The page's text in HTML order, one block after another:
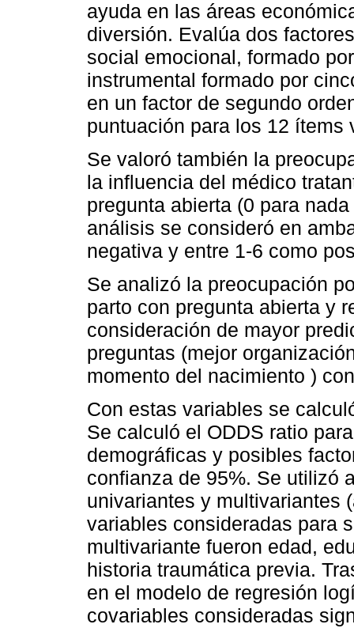
ayuda en las áreas
diversión. Evalúa dos
social emocional, formado
instrumental formado por
en un factor de segundo
puntuación para los 12 ítems
Se valoró también la
la influencia del médico
pregunta abierta (0 para
análisis se consideró en
negativa y entre 1-6 como
Se analizó la preocupación
parto con pregunta abierta y
consideración de mayor
preguntas (mejor
momento del nacimiento )
Con estas variables se
Se calculó el ODDS ratio
demográficas y posibles
confianza de 95%. Se utilizó
univariantes y multivariantes
variables consideradas para
multivariante fueron edad,
historia traumática previa.
en el modelo de regresión
covariables consideradas